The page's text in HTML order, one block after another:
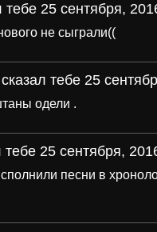
тебе 25 сентября,
не сыграли((
сказал тебе 25
одели .
тебе 25 сентября,
песни в